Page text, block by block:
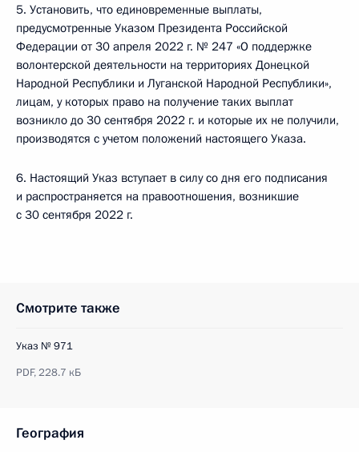
5. Установить, что единовременные выплаты,
предусмотренные Указом Президента Российской
Федерации от 30 апреля 2022 г. № 247 «О поддержке
волонтерской деятельности на территориях Донецкой
Народной Республики и Луганской Народной Республики»,
лицам, у которых право на получение таких выплат
возникло до 30 сентября 2022 г. и которые их не получили,
производятся с учетом положений настоящего Указа.
6. Настоящий Указ вступает в силу со дня его подписания
и распространяется на правоотношения, возникшие
с 30 сентября 2022 г.
Смотрите также
Указ № 971
PDF,228.7 кБ
География